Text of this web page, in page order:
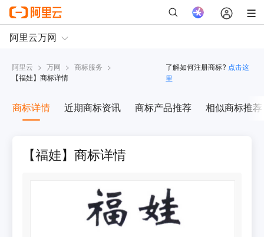
阿里云 > 万网 > 商标服务 >
【福娃】商标详情
了解如何注册商标? 点击这
里
商标详情 近期商标资讯 商标产品推荐 相似商标推荐
【福娃】商标详情